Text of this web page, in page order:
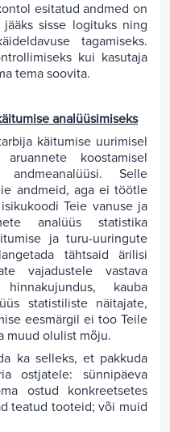
esitatud andmed on
sisse logituks ning
tagamiseks.
kui kasutaja
tema soovita.
analüüsimiseks
käitumise uurimisel
koostamisel
andmeanalüüsi. Selle
andmeid, aga ei töötle
Teie vanuse ja
analüüs statistika
ja turu-uuringute
tähtsaid ärilisi
vajadustele vastava
kauba
statistiliste näitajate,
eesmärgil ei too Teile
muud olulist mõju.
ka selleks, et pakkuda
ostjatele: sünnipäeva
ostud konkreetsetes
teatud tooteid; või muid